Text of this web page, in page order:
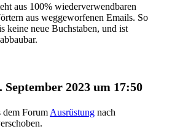
aus 100% wiederverwendbaren
aus weggeworfenen Emails. So
keine neue Buchstaben, und ist
September 2023 um 17:50
dem Forum Ausrüstung nach